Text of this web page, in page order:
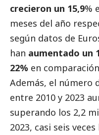
crecieron un 15,9%
meses del año
según datos de
han aumentado un
22% en
Además, el número
entre 2010 y 2023
superando los 2,2
2023, casi seis